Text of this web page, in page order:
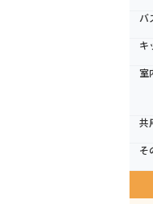
バ
キ
室
共
そ